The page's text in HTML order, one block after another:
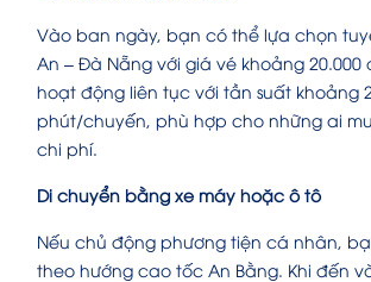
Vào ban ngày, bạn có thể lựa chọn
An – Đà Nẵng với giá vé khoảng 20.000
hoạt động liên tục với tần suất khoảng
phút/chuyến, phù hợp cho những ai
chi phí.
Di chuyển bằng xe máy hoặc ô tô
Nếu chủ động phương tiện cá nhân,
theo hướng cao tốc An Bằng. Khi đến